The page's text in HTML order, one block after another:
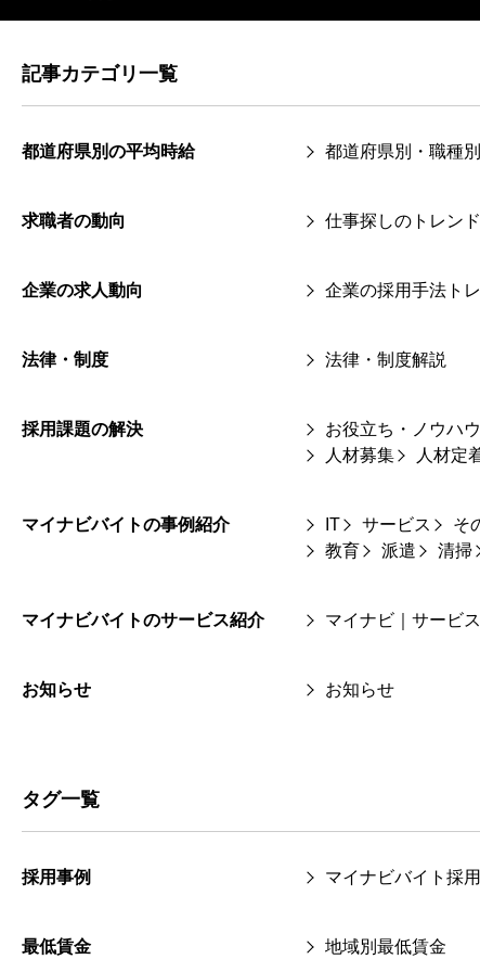
記事カテゴリ一覧
都道府県別の平均時給 都道府県別・職種
求職者の動向 仕事探しのトレンド
企業の求人動向 企業の採用手法ト
法律・制度 法律・制度解説
採用課題の解決 お役立ち・ノウハ
人材募集
人材定
マイナビバイトの事例紹介 IT サービス そ
教育
派遣 清掃
マイナビバイトのサービス紹介 マイナビ｜サービ
お知らせ お知らせ
タグ一覧
採用事例 マイナビバイト採
最低賃金 地域別最低賃金